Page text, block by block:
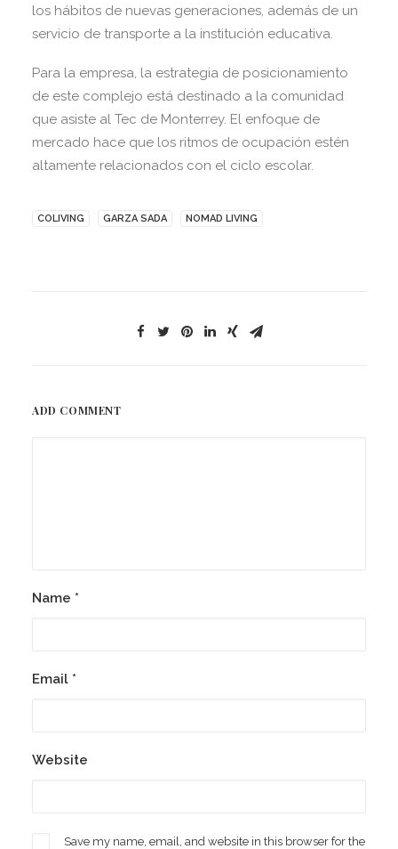
los hábitos de nuevas generaciones, además de un
servicio de transporte a la institución educativa.
Para la empresa, la estrategia de posicionamiento
de este complejo está destinado a la comunidad
que asiste al Tec de Monterrey. El enfoque de
mercado hace que los ritmos de ocupación estén
altamente relacionados con el ciclo escolar.
COLIVING GARZA SADA NOMAD LIVING
ADD COMMENT
Name *
Email *
Website
Save my name, email, and website in this browser for the